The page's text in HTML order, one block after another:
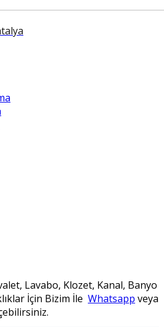
Lavabo, Klozet, Kanal, Banyo
İçin Bizim İle Whatsapp veya